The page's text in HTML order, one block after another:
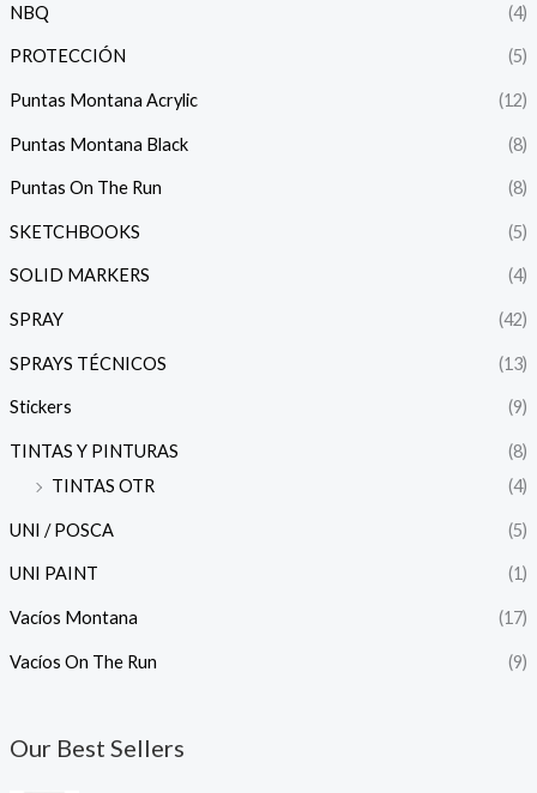
NBQ (4)
PROTECCIÓN (5)
Puntas Montana Acrylic (12)
Puntas Montana Black (8)
Puntas On The Run (8)
SKETCHBOOKS (5)
SOLID MARKERS (4)
SPRAY (42)
SPRAYS TÉCNICOS (13)
Stickers (9)
TINTAS Y PINTURAS
(8)
TINTAS OTR
(4)
UNI / POSCA (5)
UNI PAINT (1)
Vacíos Montana (17)
Vacíos On The Run (9)
Our Best Sellers